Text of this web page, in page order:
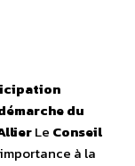
du
Le Conseil
à la